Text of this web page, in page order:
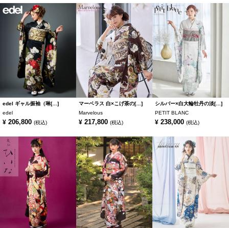
edel ギャル振袖（琳[…]
edel
¥ 206,800 (税込)
マーベラス 白×こげ茶の[…]
Marvelous
¥ 217,800 (税込)
シルバー×白大輪牡丹の淡[…]
PETIT BLANC
¥ 238,000 (税込)